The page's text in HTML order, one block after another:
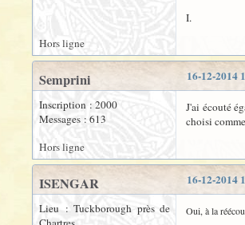
I.
Hors ligne
16-12-2014
Semprini
Inscription : 2000
Messages : 613
J'ai écouté
choisi
Hors ligne
16-12-2014
ISENGAR
Lieu : Tuckborough près de
Oui, à la